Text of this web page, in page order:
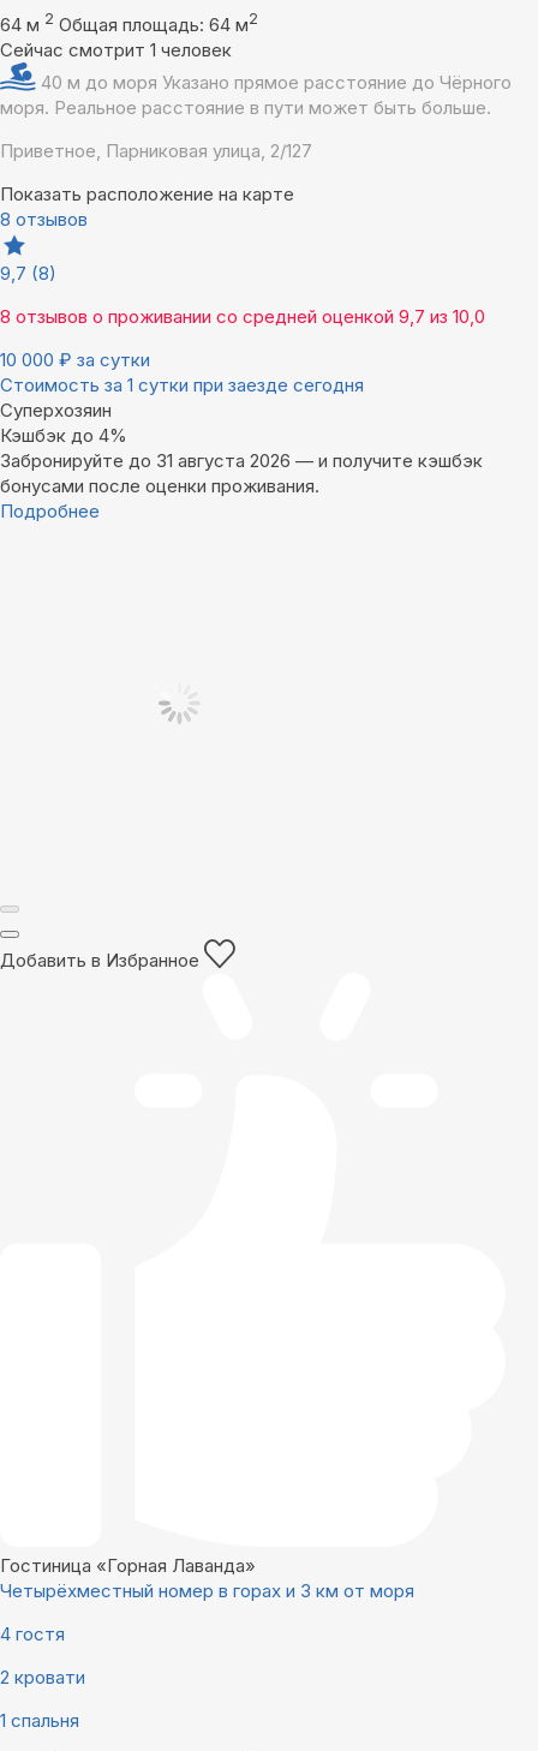
64 м 2 Общая площадь: 64 м2
Сейчас смотрит 1 человек
40 м до моря Указано прямое расстояние до Чёрного
моря. Реальное расстояние в пути может быть больше.
Приветное, Парниковая улица, 2/127
Показать расположение на карте
8 отзывов
9,7 (8)
8 отзывов о проживании со средней оценкой 9,7 из 10,0
10 000 ₽ за сутки
Стоимость за 1 сутки при заезде сегодня
Суперхозяин
Кэшбэк до 4%
Забронируйте до 31 августа 2026 — и получите кэшбэк
бонусами после оценки проживания.
Подробнее
Добавить в Избранное
Гостиница «Горная Лаванда»
Четырёхместный номер в горах и 3 км от моря
4 гостя
2 кровати
1 спальня